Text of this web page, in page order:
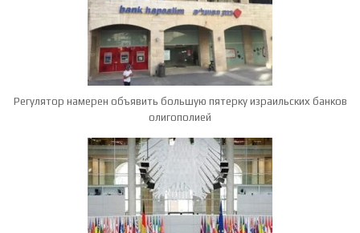
Регулятор намерен объявить большую пятерку израильских банков
олигополией